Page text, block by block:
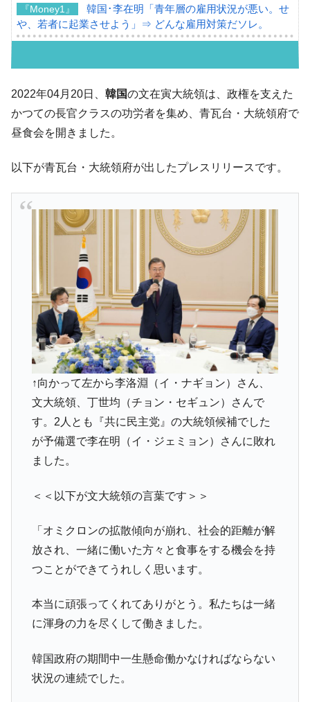
『Money1』
韓国･李在明「青年層の雇用状況が悪い。せ
や、若者に起業させよう」⇒ どんな雇用対策だソレ。
韓国「ここは北朝鮮なのか。選管がサーバ
ーにウソのデータを入力したのは明白だ」
言。
『Money1』
韓国は「中国と同じく」投資に不適格な国
だ。
『Money1』
す」⇒「金を経由するドル入手」手段ではないのか？
『Money1』
韓国･外為取引量「1日当たり1,214.4億ド
ル」まで拡大 ⇒ 海外資金の動きに強く左右される状態
『Money1』
韓国･帰ってきた李在明。李在明を支持しな
い「50.5％」に上昇
『Money1』
韓国大統領府ボンクラ政策室長が告発され
た ⇒ 国家が行った恐るべき株価操作であり、空前の国政壟
『Money1』
韓国･警察職員が「丸刈りになって抗議活
動」
『Money1』
中国だけが鉄鋼輸出を異常増加させる ⇒ 中
国の過剰生産が世界を蝕む。
『Money1』
韓国製造業「半導体絶好調」のウラで他業
種は全般的「不調」⇒ PSIが示す現況は決して良くない。
ン』1人当たり賠償10万ウォンを認定 ⇒ 総額3兆7,000億
『Money1』
韓国型イージス搭載の次世代駆逐艦
「KDDX」1番艦、2032年竣工と公示
に韓国がいっちょがみしたのでは。
『Money1』
韓国政府『BYD』車への補助金を全廃 ⇒ 実
1.9倍！
『Money1』
在韓米国大使スティールが着韓！⇒ さっそ
2022年04月20日、 韓国の文在寅大統領は、政権を支えた
かつての長官クラスの功労者を集め、青瓦台・大統領府で
昼食会を開きました。
以下が青瓦台・大統領府が出したプレスリリースです。
↑向かって左から李洛淵（イ・ナギョン）さん、
文大統領、丁世均（チョン・セギュン）さんで
す。2人とも『共に民主党』の大統領候補でした
が予備選で李在明（イ・ジェミョン）さんに敗れ
ました。
＜＜以下が文大統領の言葉です＞＞
「オミクロンの拡散傾向が崩れ、社会的距離が解
放され、一緒に働いた方々と食事をする機会を持
つことができてうれしく思います。
本当に頑張ってくれてありがとう。私たちは一緒
に渾身の力を尽くして働きました。
韓国政府の期間中一生懸命働かなければならない
状況の連続でした。